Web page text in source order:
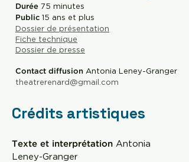
Durée 75 minutes
Public 15 ans et plus
Dossier de présentation
Fiche technique
Dossier de presse
Contact diffusion Antonia Leney-Granger
theatrerenard@gmail.com
Crédits artistiques
Texte et interprétation Antonia
Leney-Granger